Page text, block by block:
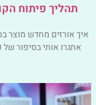
תהליך פיתוח
איך אורזים מחדש מוצר
אתגרו אותי בסיפור של EDEN PRO –אותם מים מינרליים – בלי תוספות,